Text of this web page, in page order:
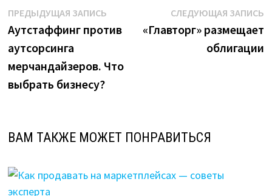
Навигация
по
записям
ПРЕДЫДУЩАЯ ЗАПИСЬПредыдущая
запись:
Аутстаффинг против
аутсорсинга
мерчандайзеров. Что
выбрать бизнесу?
СЛЕДУЮЩАЯ ЗАПИСЬ
«Главторг» размещает
облигации
ВАМ ТАКЖЕ МОЖЕТ ПОНРАВИТЬСЯ